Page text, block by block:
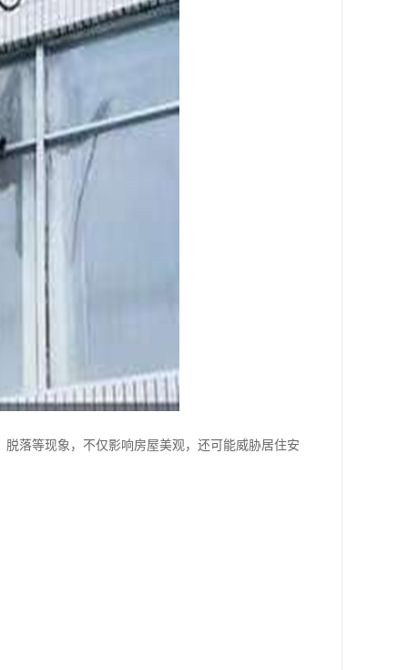
落等现象，不仅影响房屋美观，还可能威胁居住安